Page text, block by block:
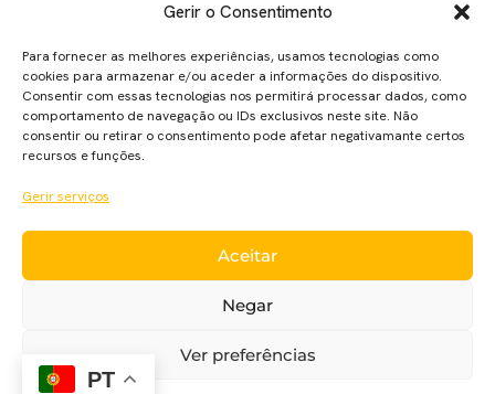
Gerir o Consentimento
Para fornecer as melhores experiências, usamos tecnologias como
cookies para armazenar e/ou aceder a informações do dispositivo.
Consentir com essas tecnologias nos permitirá processar dados, como
comportamento de navegação ou IDs exclusivos neste site. Não
consentir ou retirar o consentimento pode afetar negativamante certos
recursos e funções.
Gerir serviços
Aceitar
Negar
Ver preferências
Depois de iniciar esta nova trilogia em 2015, J.J. Abrams
volta à cadeira de realizador para terminar a saga Skywalker
momento, não existe unanimidade com os fãs de Star Wars.
Alguns fãs adoram a nova trilogia, outros a odeiam
PT